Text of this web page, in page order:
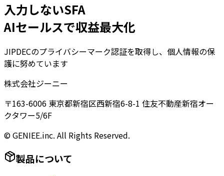
入力しないSFA
AIセールスで収益最大化
JIPDECのプライバシーマーク認証を取得し、個人情報の保
護に努めています
株式会社ジーニー
〒163-6006 東京都新宿区西新宿6-8-1 住友不動産新宿オー
クタワー5/6F
© GENIEE.inc. All Rights Reserved.
製品について